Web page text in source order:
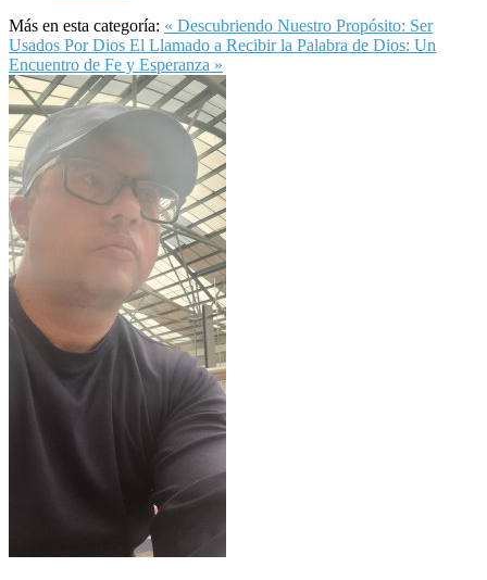
Más en esta categoría: « Descubriendo Nuestro Propósito: Ser
Usados Por Dios El Llamado a Recibir la Palabra de Dios: Un
Encuentro de Fe y Esperanza »